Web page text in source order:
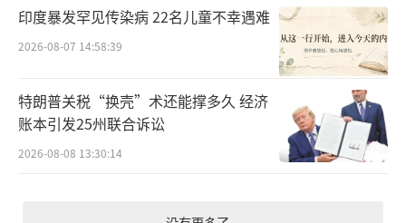
印度暴发罕见传染病 22名儿童不幸遇难
2026-08-07 14:58:39
特朗普关税“换壳”术还能撑多久 经济
账本引发25州联合诉讼
2026-08-08 13:30:14